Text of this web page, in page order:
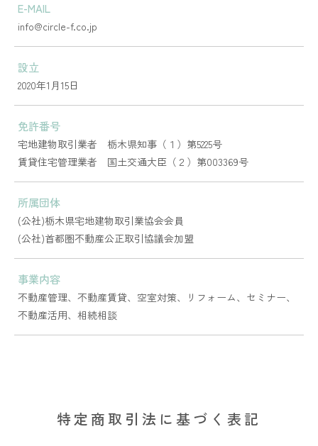
E-MAIL
info@circle-f.co.jp
設立
2020年1月15日
免許番号
宅地建物取引業者 栃木県知事（１）第5225号
​​​​​​​賃貸住宅管理業者 国土交通大臣（２）第003369号
所属団体
(公社)栃木県宅地建物取引業協会会員
​​​​​​​(公社)首都圏不動産公正取引協議会加盟
事業内容
不動産管理、不動産賃貸、空室対策、リフォーム、セミナー、
不動産活用、相続相談
特定商取引法に基づく表記